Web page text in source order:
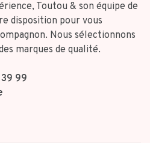
Toutou & son équipe de
disposition pour vous
Nous sélectionnons
marques de qualité.
99